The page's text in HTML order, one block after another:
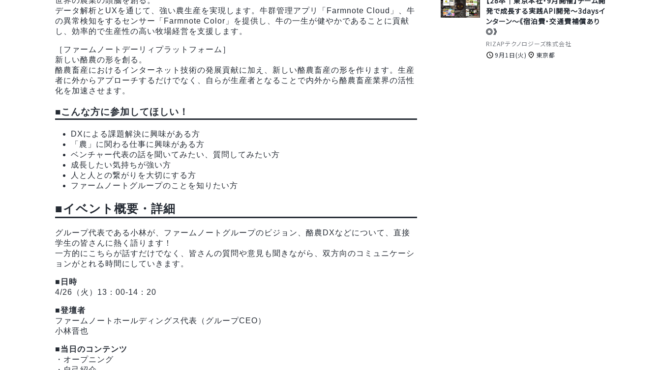
データ解析とUXを通じて、強い農生産を実現します。牛群管理アプリ「Farmnote Cloud」、牛
の異常検知をするセンサー「Farmnote Color」を提供し、牛の一生が健やかであることに貢献
し、効率的で生産性の高い牧場経営を支援します。
［ファームノートデーリィプラットフォーム］
新しい酪農の形を創る。
酪農畜産におけるインターネット技術の発展貢献に加え、新しい酪農畜産の形を作ります。生産
者に外からアプローチするだけでなく、自らが生産者となることで内外から酪農畜産業界の活性
化を加速させます。
■こんな方に参加してほしい！
DXによる課題解決に興味がある方
「農」に関わる仕事に興味がある方
ベンチャー代表の話を聞いてみたい、質問してみたい方
成長したい気持ちが強い方
人と人との繋がりを大切にする方
ファームノートグループのことを知りたい方
■イベント概要・詳細
グループ代表である小林が、ファームノートグループのビジョン、酪農DXなどについて、直接
学生の皆さんに熱く語ります！
一方的にこちらが話すだけでなく、皆さんの質問や意見も聞きながら、双方向のコミュニケーシ
ョンがとれる時間にしていきます。
■日時
4/26（火）13：00-14：20
■登壇者
ファームノートホールディングス代表（グループCEO）
小林晋也
■当日のコンテンツ
・オープニング
発で成長する実践API開発〜3daysイ
ンターン〜《宿泊費・交通費補償あり
◎》
RIZAPテクノロジーズ株式会社
9月1日(火)
東京都